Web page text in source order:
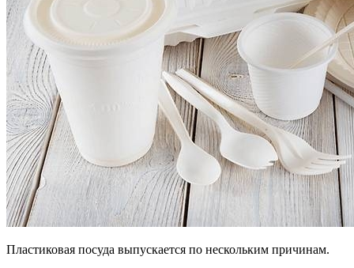
Пластиковая посуда выпускается по нескольким причинам.